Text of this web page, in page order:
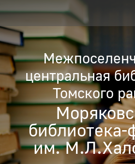
центральная
Томского
им.